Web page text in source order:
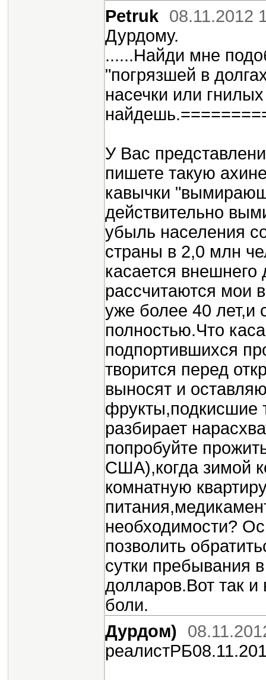
Petruk 08.11.2012
Дурдому.
......Найди мне
"погрязшей в
насечки или
У Вас
пишете такую
кавычки
действительно
убыль населения
страны в 2,0 млн
касается
раcсчитаются мои
уже более 40 лет,и
полностью.Что
подпортившихся
творится перед
выносят и
фрукты,подкисшие
разбирает
попробуйте
США),когда зимой
комнатную
необходимости?
позволить
сутки пребывания
долларов.Вот так
боли.
Дурдом)